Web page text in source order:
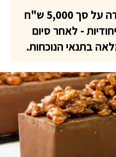
בנוסף, מענק התמדה על סך 5,000 ש"ח
- לאחר סיום
בתנאי הנוכחות.